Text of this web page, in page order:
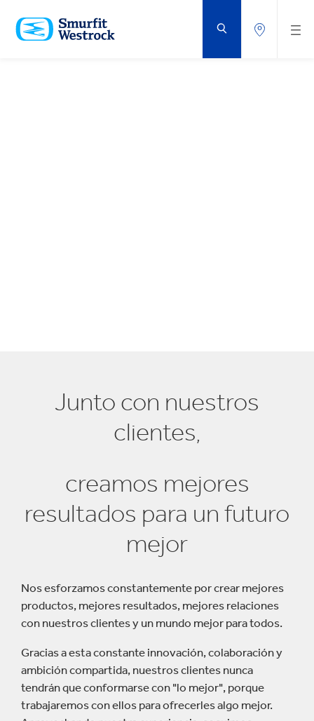
AL
CONTENIDO
PRINCIPAL
Junto con nuestros
clientes,
creamos mejores
resultados para un futuro
mejor
Nos esforzamos constantemente por crear mejores
productos, mejores resultados, mejores relaciones
con nuestros clientes y un mundo mejor para todos.
Gracias a esta constante innovación, colaboración y
ambición compartida, nuestros clientes nunca
tendrán que conformarse con "lo mejor", porque
trabajaremos con ellos para ofrecerles algo mejor.